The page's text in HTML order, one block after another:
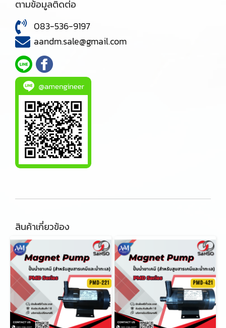
ตามข้อมูลติดต่อ
083-536-9197
aandm.sale@gmail.com
สินค้าเกี่ยวข้อง